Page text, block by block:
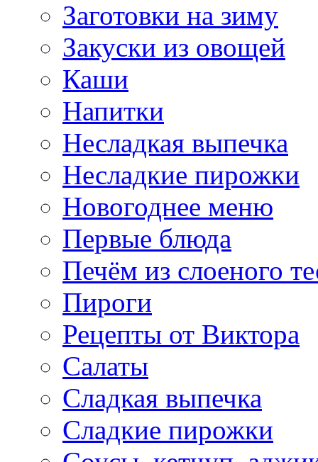
Заготовки на зиму
Закуски из овощей
Каши
Напитки
Несладкая выпечка
Несладкие пирожки
Новогоднее меню
Первые блюда
Печём из слоеного
Пироги
Рецепты от Виктора
Салаты
Сладкая выпечка
Сладкие пирожки